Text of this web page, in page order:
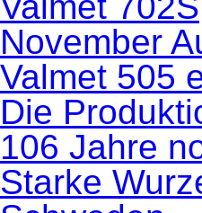
November
Valmet 505
Die
106 Jahre
Starke